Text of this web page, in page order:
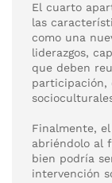
El cuarto
las
como una
liderazgos,
que deben
participación,
Finalmente,
abriéndolo al
bien podría
intervención